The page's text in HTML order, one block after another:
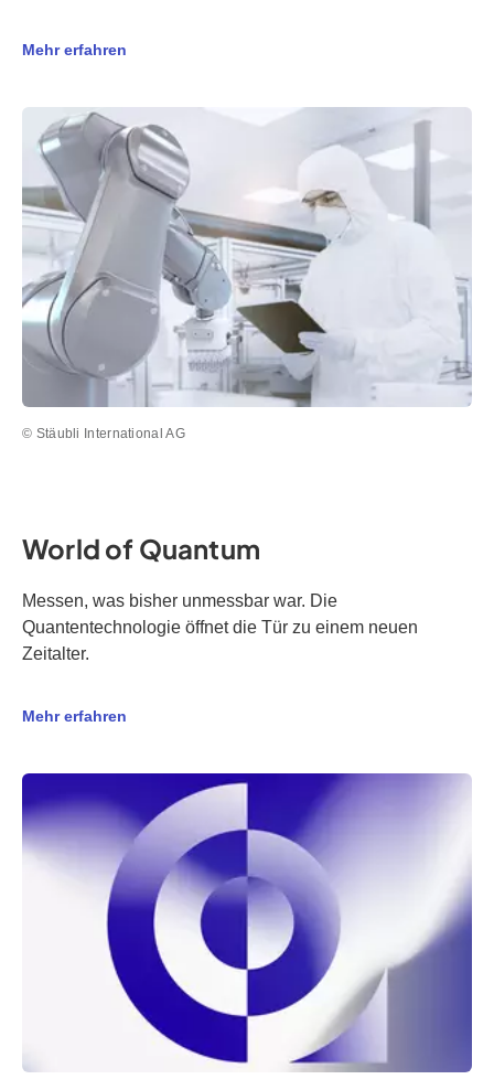
Mehr erfahren
© Stäubli International AG
World of Quantum
Messen, was bisher unmessbar war. Die
Quantentechnologie öffnet die Tür zu einem neuen
Zeitalter.
Mehr erfahren